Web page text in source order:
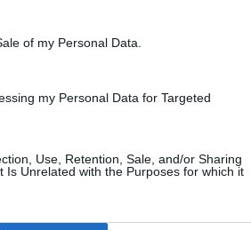
of my Personal Data.
my Personal Data for Targeted
Use, Retention, Sale, and/or Sharing
Is Unrelated with the Purposes for which it